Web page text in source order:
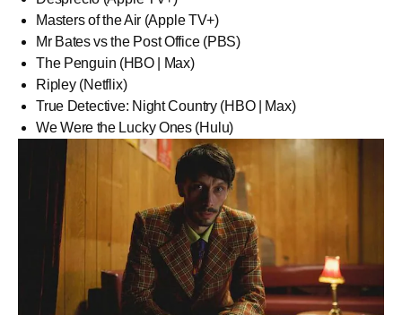
Masters of the Air (Apple TV+)
Mr Bates vs the Post Office (PBS)
The Penguin (HBO | Max)
Ripley (Netflix)
True Detective: Night Country (HBO | Max)
We Were the Lucky Ones (Hulu)